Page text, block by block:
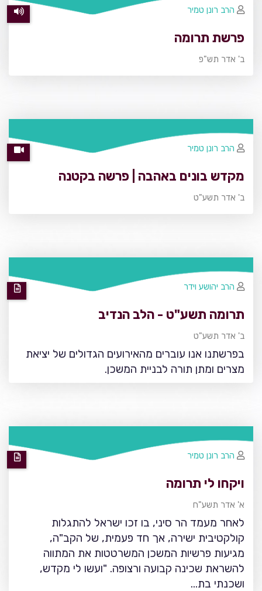
פרשת תרומה
ב' אדר תש"פ
הרב רונן טמיר
מקדש בונים באהבה | פרשה בקטנה
ב' אדר תשע"ט
הרב רונן טמיר
תרומה תשע"ט - הלב הנדיב
ב' אדר תשע"ט
בפרשתנו אנו עוברים מהאירועים הגדולים של יציאת
מצרים ומתן תורה לבניית המשכן.
הרב יהושע וידר
ויקחו לי תרומה
א' אדר תשע"ח
לאחר מעמד הר סיני, בו זכו ישראל להתגלות
קולקטיבית ישירה, אך חד פעמית, של הקב"ה,
מגיעות פרשיות המשכן המשרטטות את המתווה
להשראת שכינה קבועה ורצופה. "ועשו לי מקדש,
ושכנתי בת…
הרב רונן טמיר